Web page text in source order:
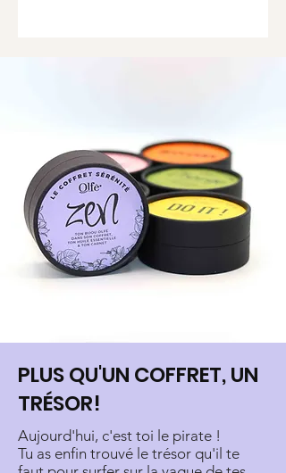
PLUS QU'UN COFFRET, UN
TRÉSOR!
Aujourd'hui, c'est toi le pirate !
Tu as enfin trouvé le trésor qu'il te